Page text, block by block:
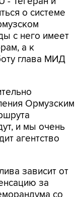
о системе
с него имеет
а к
глава МИД
Ормузским
и мы очень
агентство
зависит от
за